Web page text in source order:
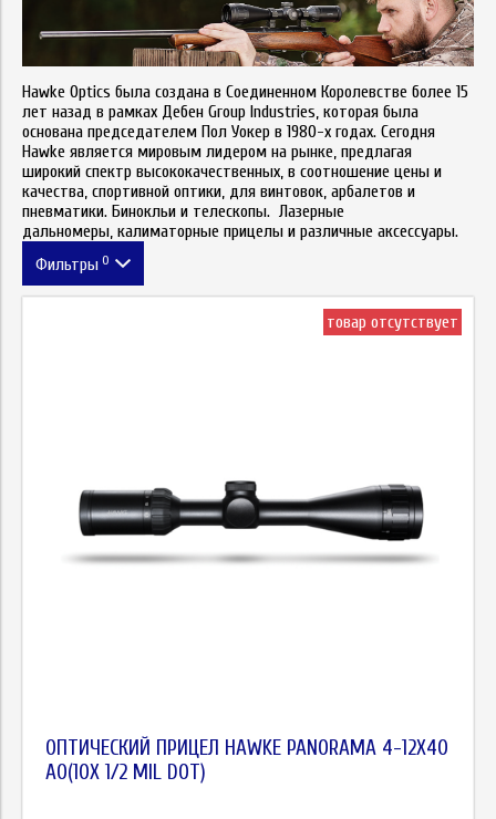
Hawke Optics была создана в Соединенном Королевстве более 15
лет назад в рамках Дебен Group Industries, которая была
основана председателем Пол Уокер в 1980-х годах. Сегодня
Hawke является мировым лидером на рынке, предлагая
широкий спектр высококачественных, в соотношение цены и
качества, спортивной оптики, для винтовок, арбалетов и
пневматики. Бинокльи и телескопы. Лазерные
дальномеры, калиматорные прицелы и различные аксессуары.
Фильтры 0
товар отсутствует
ОПТИЧЕСКИЙ ПРИЦЕЛ HAWKE PANORAMA 4-12X40
AO(10Х 1/2 MIL DOT)